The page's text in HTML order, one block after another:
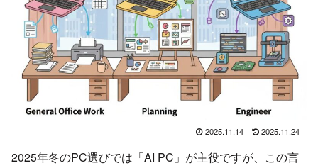
2025.11.14 2025.11.24
2025年冬のPC選びでは「AI PC」が主役ですが、この言